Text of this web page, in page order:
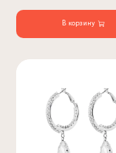
В корзину